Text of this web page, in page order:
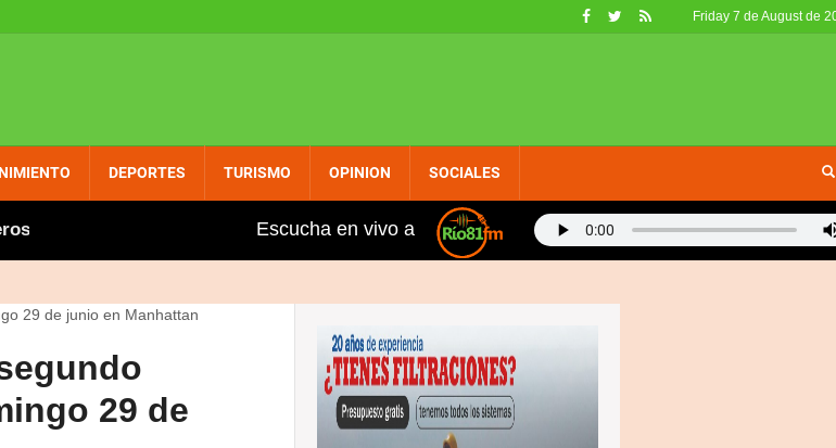
Friday 7 de August de
DEPORTES TURISMO OPINION SOCIALES
extranjeros, entre ellos varios dominicanos, fueron retirados de circulación en EE. UU. por no
Escucha en vivo a
29 de